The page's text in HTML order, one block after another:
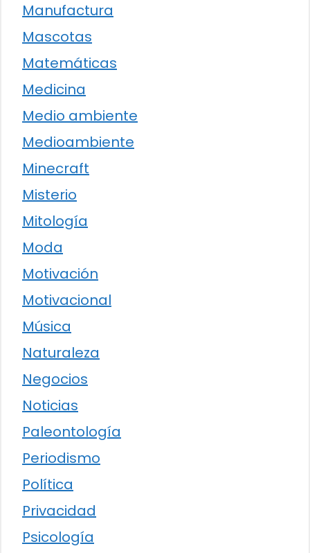
Manufactura
Mascotas
Matemáticas
Medicina
Medio ambiente
Medioambiente
Minecraft
Misterio
Mitología
Moda
Motivación
Motivacional
Música
Naturaleza
Negocios
Noticias
Paleontología
Periodismo
Política
Privacidad
Psicología